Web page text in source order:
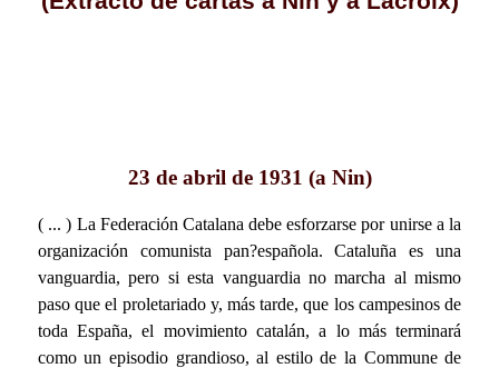
23 de abril de 1931 (a Nin)
( ... ) La Federación Catalana debe esforzarse por unirse a la
organización comunista pan?española. Cataluña es una
vanguardia, pero si esta vanguardia no marcha al mismo
paso que el proletariado y, más tarde, que los campesinos de
toda España, el movimiento catalán, a lo más terminará
como un episodio grandioso, al estilo de la Commune de